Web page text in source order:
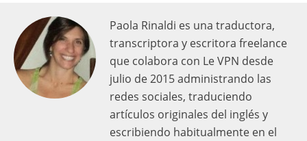
Paola Rinaldi es una traductora,
transcriptora y escritora freelance
que colabora con Le VPN desde
julio de 2015 administrando las
redes sociales, traduciendo
artículos originales del inglés y
escribiendo habitualmente en el